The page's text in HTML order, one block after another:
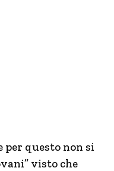
per questo non si
visto che